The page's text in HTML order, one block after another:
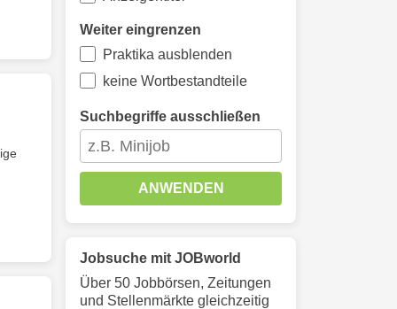
Weiter eingrenzen
Praktika ausblenden
keine Wortbestandteile
Suchbegriffe ausschließen
ANWENDEN
Jobsuche mit JOBworld
Über 50 Jobbörsen, Zeitungen
und Stellenmärkte gleichzeitig